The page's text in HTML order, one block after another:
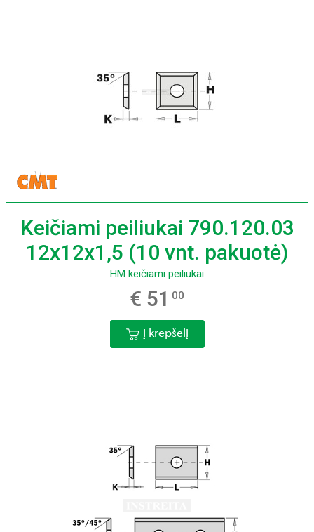
Keičiami peiliukai 790.120.03
12x12x1,5 (10 vnt. pakuotė)
HM keičiami peiliukai
€ 51 00
Į krepšelį